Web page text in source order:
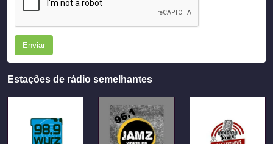
Enviar
Estações de rádio semelhantes